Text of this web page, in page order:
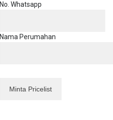
No. Whatsapp
Nama Perumahan